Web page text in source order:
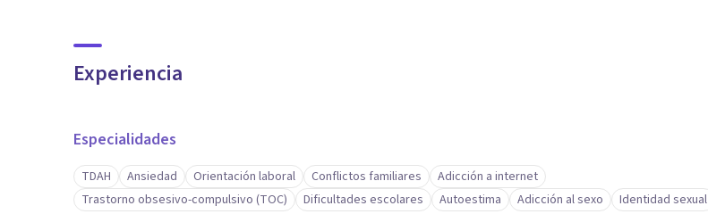
Experiencia
Especialidades
TDAH Ansiedad Orientación laboral Conflictos familiares
Adicción a internet
Trastorno obsesivo-compulsivo (TOC)
Dificultades escolares Autoestima Adicción al sexo Identidad sexual